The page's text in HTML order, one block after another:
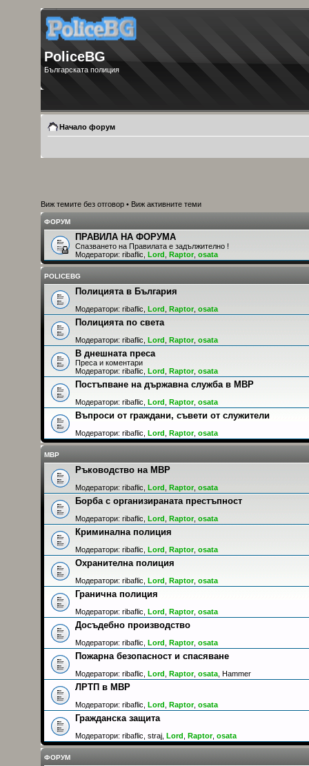
PoliceBG
Българската полиция
Начало форум
Виж темите без отговор • Виж активните теми
ФОРУМ
ПРАВИЛА НА ФОРУМА
Спазването на Правилата е задължително !
Модератори: ribaflic Lord Raptor osata
POLICEBG
Полицията в България
Модератори: ribaflic Lord Raptor osata
Полицията по света
Модератори: ribaflic Lord Raptor, osata
В днешната преса
Преса и коментари
Модератори: ribaflic Lord Raptor, osata
Постъпване на държавна служба в МВР
Модератори: ribaflic Lord Raptor, osata
Въпроси от граждани, съвети от служители
Модератори: ribaflic Lord Raptor, osata
МВР
Ръководство на МВР
Модератори: ribaflic Lord Raptor osata
Борба с организираната престъпност
Модератори: ribaflic Lord Raptor, osata
Криминална полиция
Модератори: ribaflic Lord Raptor, osata
Охранителна полиция
Модератори: ribaflic Lord Raptor, osata
Гранична полиция
Модератори: ribaflic Lord Raptor, osata
Досъдебно производство
Модератори: ribaflic Lord Raptor, osata
Пожарна безопасност и спасяване
Модератори: ribaflic Lord Raptor, osata Hammer
ЛРТП в МВР
Модератори: ribaflic Lord Raptor, osata
Гражданска защита
Модератори: ribaflic straj Lord Raptor, osata
ФОРУМ